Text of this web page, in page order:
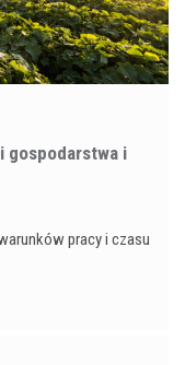
gospodarstwa i
pracy i czasu